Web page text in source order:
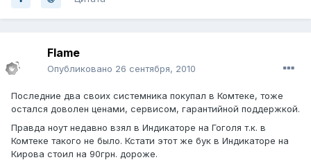
Flame
Опубликовано 26 сентября, 2010
Последние два своих системника покупал в Комтеке, тоже
остался доволен ценами, сервисом, гарантийной поддержкой.
Правда ноут недавно взял в Индикаторе на Гоголя т.к. в
Комтеке такого не было. Кстати этот же бук в Индикаторе на
Кирова стоил на 90грн. дороже.